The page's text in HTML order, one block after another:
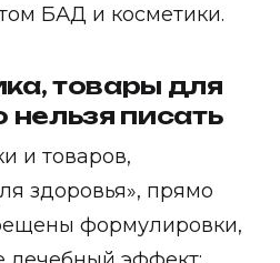
БАД и косметики.
товары для
нельзя писать
и товаров,
здоровья», прямо
формулировки,